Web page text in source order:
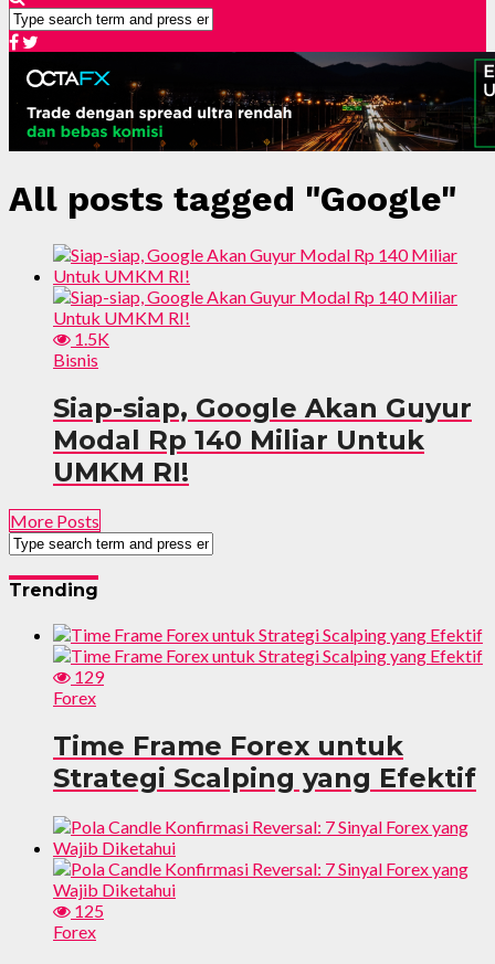
All posts tagged "Google"
1.5K
Bisnis
Siap-siap, Google Akan Guyur
Modal Rp 140 Miliar Untuk
UMKM RI!
More Posts
Trending
129
Forex
Time Frame Forex untuk
Strategi Scalping yang Efektif
125
Forex